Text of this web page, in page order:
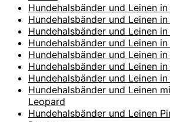
Hundehalsbänder und Leinen
Hundehalsbänder und Leinen
Hundehalsbänder und Leinen
Hundehalsbänder und Leinen
Hundehalsbänder und Leinen
Hundehalsbänder und Leinen
Hundehalsbänder und Leinen
Hundehalsbänder und Leinen
Leopard
Hundehalsbänder und Leinen